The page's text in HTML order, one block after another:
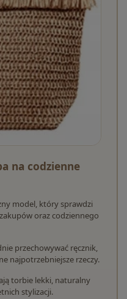
na codzienne
model, który sprawdzi
oraz codziennego
przechowywać ręcznik,
najpotrzebniejsze rzeczy.
torbie lekki, naturalny
stylizacji.